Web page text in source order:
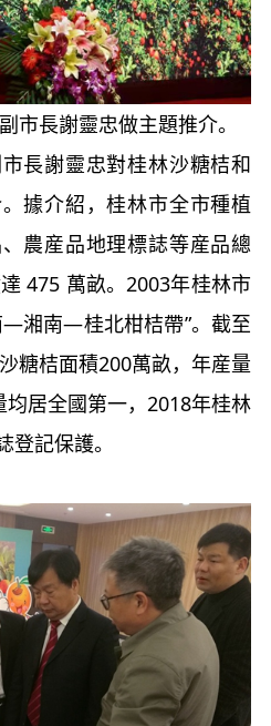
市長謝靈忠做主題推介。
長謝靈忠對桂林沙糖桔和
據介紹，桂林市全市種植
農産品地理標誌等産品總
475 萬畝。 2003年桂林市
—湘南—桂北柑桔帶”。截至
糖桔面積200萬畝，年産量
居全國第一， 2018年桂林
記保護。